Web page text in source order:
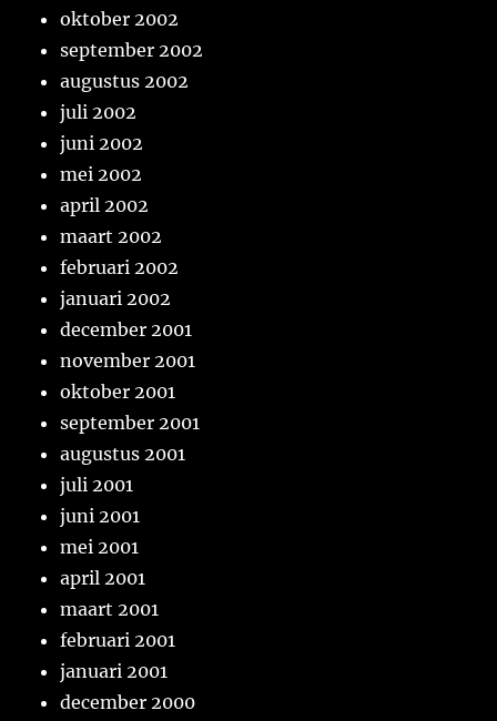
oktober 2002
september 2002
augustus 2002
juli 2002
juni 2002
mei 2002
april 2002
maart 2002
februari 2002
januari 2002
december 2001
november 2001
oktober 2001
september 2001
augustus 2001
juli 2001
juni 2001
mei 2001
april 2001
maart 2001
februari 2001
januari 2001
december 2000